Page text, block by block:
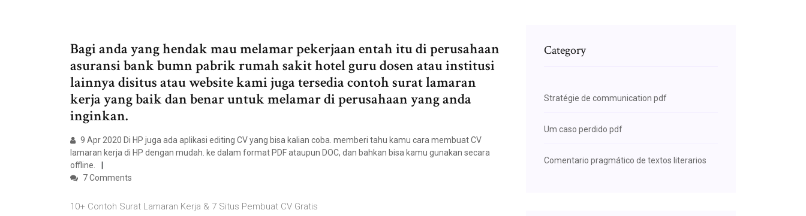
Bagi anda yang hendak mau melamar pekerjaan entah itu di perusahaan
asuransi bank bumn pabrik rumah sakit hotel guru dosen atau institusi
lainnya disitus atau website kami juga tersedia contoh surat lamaran
kerja yang baik dan benar untuk melamar di perusahaan yang anda
inginkan.
9 Apr 2020 Di HP juga ada aplikasi editing CV yang bisa kalian coba. memberi tahu kamu cara membuat CV
lamaran kerja di HP dengan mudah. ke dalam format PDF ataupun DOC, dan bahkan bisa kamu gunakan secara
offline.
7 Comments
10+ Contoh Surat Lamaran Kerja & 7 Situs Pembuat CV Gratis
Category
Stratégie de communication pdf
Um caso perdido pdf
Comentario pragmático de textos literarios